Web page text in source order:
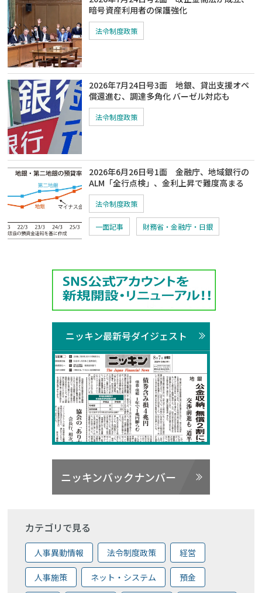
暗号資産利用者の保護強化
法令制度政策
2026年7月24日号3面 地銀、貸出支援オペ
償還進む、調達多角化 バーゼル対応も
法令制度政策
2026年6月26日号1面 金融庁、地域銀行の
ALM「全行点検」、金利上昇で難度高まる
法令制度政策
一面記事 財務省・金融庁・日銀
ニッキン最新号ダイジェスト
ニッキンバックナンバー
カテゴリで見る
人事異動情報 法令制度政策 経営
人事施策 ネット・システム 預金